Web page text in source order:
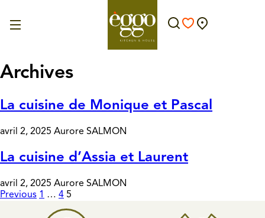
Archives
La cuisine de Monique et Pascal
avril 2, 2025 Aurore SALMON
La cuisine d’Assia et Laurent
avril 2, 2025 Aurore SALMON
Previous 1 … 4 5